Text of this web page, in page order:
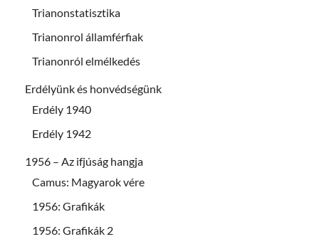
Trianonstatisztika
Trianonrol államférfiak
Trianonról elmélkedés
Erdélyünk és honvédségünk
Erdély 1940
Erdély 1942
1956 – Az ifjúság hangja
Camus: Magyarok vére
1956: Grafikák
1956: Grafikák 2